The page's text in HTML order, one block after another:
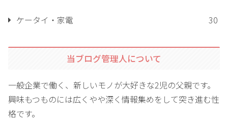
ケータイ・家電
30
当ブログ管理人について
一般企業で働く、新しいモノが大好きな2児の父親です。
興味もつものには広くやや深く情報集めをして突き進む性
格です。